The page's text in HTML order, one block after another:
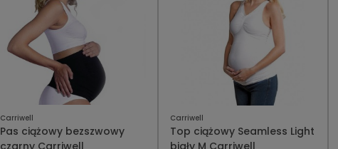
Carriwell
Pas ciążowy bezszwowy
czarny Carriwell
Carriwell
Top ciążowy Seamless Light
biały M Carriwell